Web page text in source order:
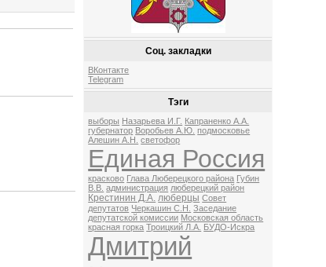
Соц. закладки
ВКонтакте
Telegram
Тэги
выборы Назарьева И.Г. Капраненко А.А.
губернатор Воробьев А.Ю. подмосковье
Алешин А.Н.
светофор
Единая Россия
красково Глава Люберецкого района Губин
В.В. администрация люберецкий район
Крестинин Д.А. люберцы Совет
депутатов Черкашин С.Н.
Заседание
депутатской комиссии Московская область
красная горка Троицкий Л.А. БУДО-Искра
Дмитрий